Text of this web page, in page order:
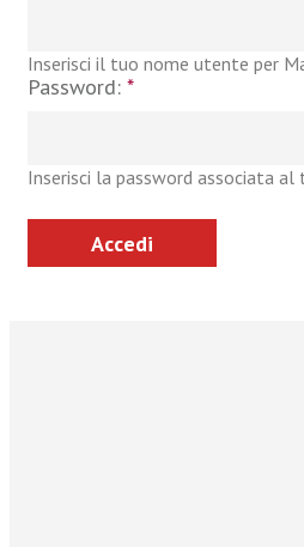
Inserisci il tuo nome utente per
Password: *
Inserisci la password associata